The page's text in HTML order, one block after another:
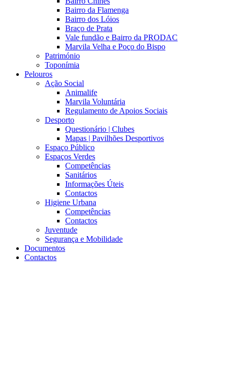
Bairro da Flamenga
Bairro dos Lóios
Braço de Prata
Vale fundão e Bairro da PRODAC
Marvila Velha e Poço do Bispo
Património
Toponímia
Pelouros
Ação Social
Animalife
Marvila Voluntária
Regulamento de Apoios Sociais
Desporto
Questionário | Clubes
Mapas | Pavilhões Desportivos
Espaço Público
Espaços Verdes
Competências
Sanitários
Informações Úteis
Contactos
Higiene Urbana
Competências
Contactos
Juventude
Segurança e Mobilidade
Documentos
Contactos